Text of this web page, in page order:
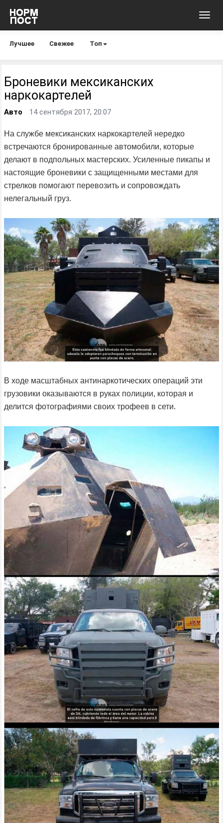
Лучшее Свежее Топ
Броневики мексиканских
наркокартелей
Авто 14 сентября 2017, 20:07
На службе мексиканских наркокартелей нередко
встречаются бронированные автомобили, которые
делают в подпольных мастерских. Усиленные пикапы и
настоящие броневики с защищенными местами для
стрелков помогают перевозить и сопровождать
нелегальный груз.
В ходе масштабных антинаркотических операций эти
грузовики оказываются в руках полиции, которая и
делится фотографиями своих трофеев в сети.